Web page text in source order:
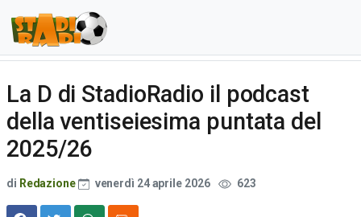
La D di StadioRadio il podcast
della ventiseiesima puntata del
2025/26
di Redazione venerdì 24 aprile 2026 623